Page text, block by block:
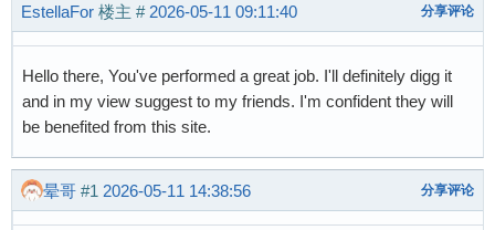
EstellaFor 楼主 # 2026-05-11 09:11:40 分享评论
Hello there, You've performed a great job. I'll definitely digg it
and in my view suggest to my friends. I'm confident they will
be benefited from this site.
晕哥 #1 2026-05-11 14:38:56 分享评论